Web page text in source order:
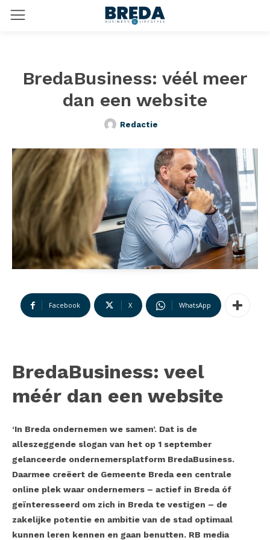
BredaBusiness: véél meer
dan een website
Redactie
Facebook X WhatsApp
BredaBusiness: veel
méér dan een website
‘In Breda ondernemen we samen’. Dat is de
alleszeggende slogan van het op 1 september
gelanceerde ondernemersplatform BredaBusiness.
Daarmee creëert de Gemeente Breda een centrale
online plek waar ondernemers – actief in Breda óf
geïnteresseerd om zich in Breda te vestigen – de
zakelijke potentie en ambitie van de stad optimaal
kunnen leren kennen en gaan benutten. RB media